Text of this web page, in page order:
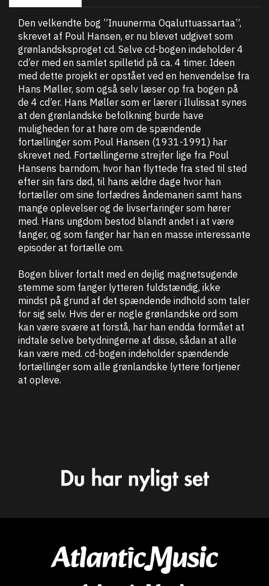
Den velkendte bog ”Inuunerma Oqaluttuassartaa”,
skrevet af Poul Hansen, er nu blevet udgivet som
grønlandsksproget cd. Selve cd-bogen indeholder 4
cd’er med en samlet spilletid på ca. 4 timer. Ideen
med dette projekt er opstået ved en henvendelse fra
Hans Møller, som også selv læser op fra bogen på
de 4 cd’er. Hans Møller som er lærer i Ilulissat synes
at den grønlandske befolkning burde have
muligheden for at høre om de spændende
fortællinger som Poul Hansen (1931-1991) har
skrevet ned. Fortællingerne strejfer lige fra Poul
Hansens barndom, hvor han flyttede fra sted til sted
efter sin fars død, til hans ældre dage hvor han
fortæller om sine forfædres åndemaneri samt hans
mange oplevelser og de livserfaringer som hører
med. Hans ungdom bestod blandt andet i at være
fanger, og som fanger har han en masse interessante
episoder at fortælle om.
Bogen bliver fortalt med en dejlig magnetsugende
stemme som fanger lytteren fuldstændig, ikke
mindst på grund af det spændende indhold som taler
for sig selv. Hvis der er nogle grønlandske ord som
kan være svære at forstå, har han endda formået at
indtale selve betydningerne af disse, sådan at alle
kan være med. cd-bogen indeholder spændende
fortællinger som alle grønlandske lyttere fortjener
at opleve.